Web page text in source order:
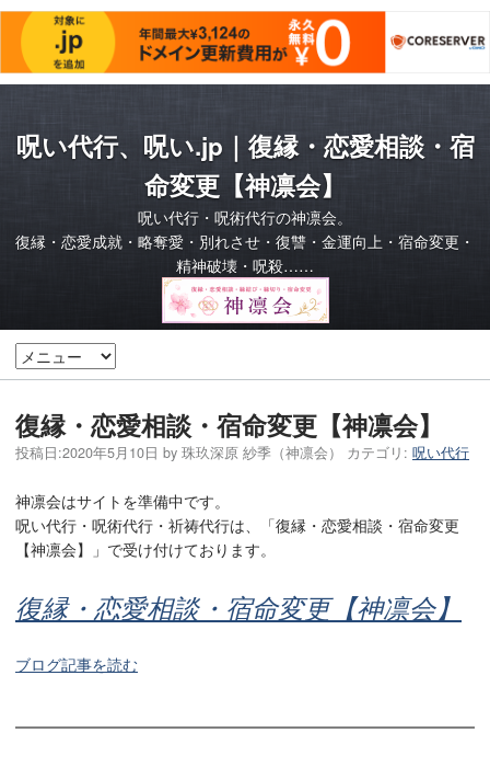
呪い代行、呪い.jp｜復縁・恋愛相談・宿
命変更【神凛会】
呪い代行・呪術代行の神凛会。
復縁・恋愛成就・略奪愛・別れさせ・復讐・金運向上・宿命変更・
精神破壊・呪殺……
復縁・恋愛相談・宿命変更【神凛会】
投稿日:2020年5月10日 by 珠玖深原 紗季（神凛会） カテゴリ: 呪い代行
神凛会はサイトを準備中です。
呪い代行・呪術代行・祈祷代行は、「復縁・恋愛相談・宿命変更
【神凛会】」で受け付けております。
復縁・恋愛相談・宿命変更【神凛会】
ブログ記事を読む